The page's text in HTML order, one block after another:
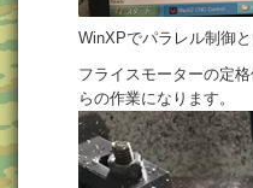
WinXPでパラレル制御
フライスモーターの定
らの作業になります。